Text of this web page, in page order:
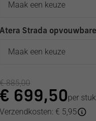
Atera Strada
€ 885,00
€ 699,50per
Verzendkosten: € 5,95